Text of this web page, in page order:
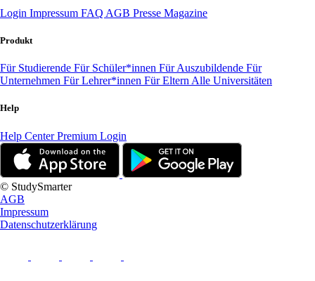
Login Impressum FAQ AGB Presse Magazine
Produkt
Für Studierende Für Schüler*innen Für Auszubildende Für
Unternehmen Für Lehrer*innen Für Eltern Alle Universitäten
Help
Help CenterPremium Login
© StudySmarter
AGB
Impressum
Datenschutzerklärung